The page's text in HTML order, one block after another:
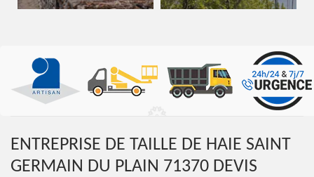
ENTREPRISE DE TAILLE DE HAIE SAINT
GERMAIN DU PLAIN 71370 DEVIS